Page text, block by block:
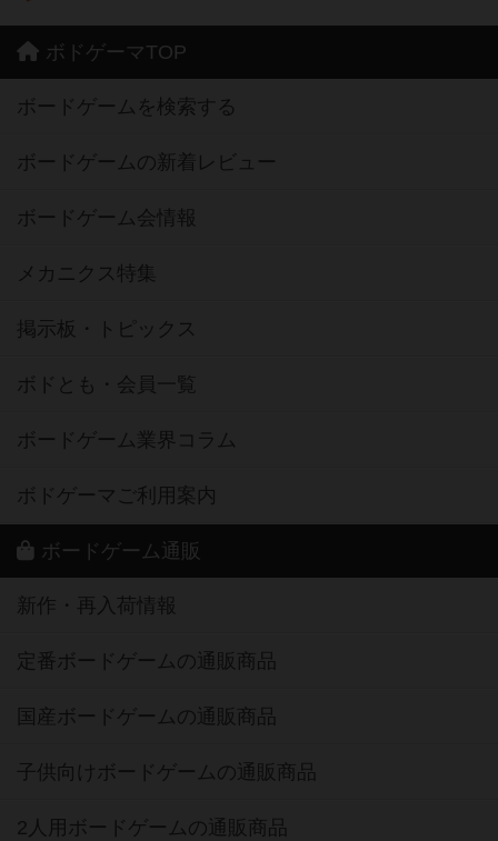
ボドゲーマTOP
ボードゲームを検索する
ボードゲームの新着レビュー
ボードゲーム会情報
メカニクス特集
掲示板・トピックス
ボドとも・会員一覧
ボードゲーム業界コラム
ボドゲーマご利用案内
ボードゲーム通販
新作・再入荷情報
定番ボードゲームの通販商品
国産ボードゲームの通販商品
子供向けボードゲームの通販商品
2人用ボードゲームの通販商品